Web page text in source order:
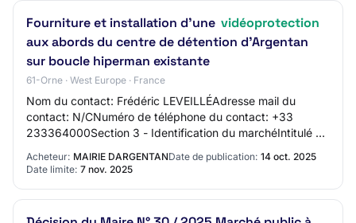
Fourniture et installation d'une vidéoprotection
aux abords du centre de détention d’Argentan
sur boucle hiperman existante
61-Orne · West Europe · France
Nom du contact: Frédéric LEVEILLÉAdresse mail du
contact: N/CNuméro de téléphone du contact: +33
233364000Section 3 - Identification du marchéIntitulé du
Acheteur: MAIRIE DARGENTANDate de publication: 14 oct. 2025
Date limite: 7 nov. 2025